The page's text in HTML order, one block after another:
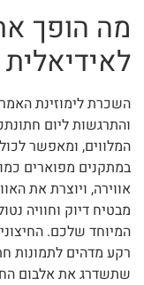
מה הופך
השכרת לימוזינת
והתרגשות ליום
המלווים, ומאפשר
במתקנים מפוארים
אווירה, ויוצרת את
מבטיח דיוק וחוויה
המיוחד שלכם.
רקע מדהים לתמונות
שתשדרג את אלבום